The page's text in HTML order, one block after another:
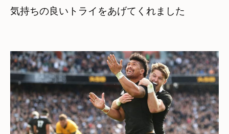
気持ちの良いトライをあげてくれました